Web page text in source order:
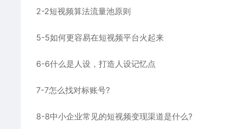
2-2短视频算法流量池原则
5-5如何更容易在短视频平台火起来
6-6什么是人设，打造人设记忆点
7-7怎么找对标账号?
8-8中小企业常见的短视频变现渠道是什么?